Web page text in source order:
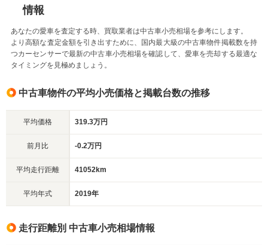
情報
あなたの愛車を査定する時、買取業者は中古車小売相場を参考にします。
より高額な査定金額を引き出すために、国内最大級の中古車物件掲載数を持
つカーセンサーで最新の中古車小売相場を確認して、愛車を売却する最適な
タイミングを見極めましょう。
中古車物件の平均小売価格と掲載台数の推移
平均価格 319.3万円
前月比 -0.2万円
平均走行距離 41052km
平均年式 2019年
走行距離別 中古車小売相場情報